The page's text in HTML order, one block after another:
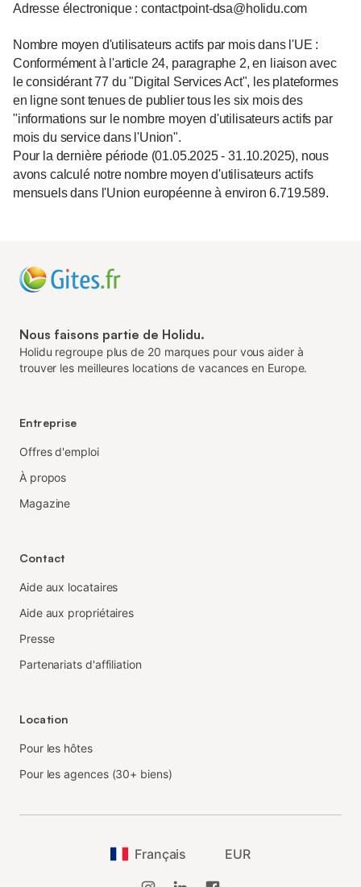
Adresse électronique : contactpoint-dsa@holidu.com
Nombre moyen d'utilisateurs actifs par mois dans l'UE :
Conformément à l'article 24, paragraphe 2, en liaison avec
le considérant 77 du "Digital Services Act", les plateformes
en ligne sont tenues de publier tous les six mois des
"informations sur le nombre moyen d'utilisateurs actifs par
mois du service dans l'Union".
Pour la dernière période (01.05.2025 - 31.10.2025), nous
avons calculé notre nombre moyen d'utilisateurs actifs
mensuels dans l'Union européenne à environ 6.719.589.
Nous faisons partie de Holidu.
Holidu regroupe plus de 20 marques pour vous aider à
trouver les meilleures locations de vacances en Europe.
Entreprise
Offres d'emploi
À propos
Magazine
Contact
Aide aux locataires
Aide aux propriétaires
Presse
Partenariats d'affiliation
Location
Pour les hôtes
Pour les agences (30+ biens)
Français EUR